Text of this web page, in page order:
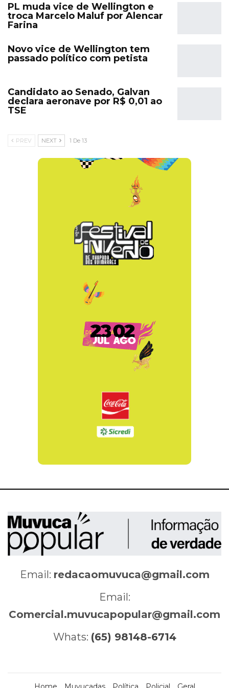
PL muda vice de Wellington e
troca Marcelo Maluf por Alencar
Farina
Novo vice de Wellington tem
passado político com petista
Candidato ao Senado, Galvan
declara aeronave por R$ 0,01 ao
TSE
PREV NEXT 1 De 13
Email: redacaomuvuca@gmail.com
Email:
Comercial.muvucapopular@gmail.com
Whats: (65) 98148-6714